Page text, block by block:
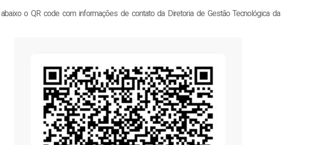
o QR code com informações de contato da Diretoria de Gestão Tecnológica da